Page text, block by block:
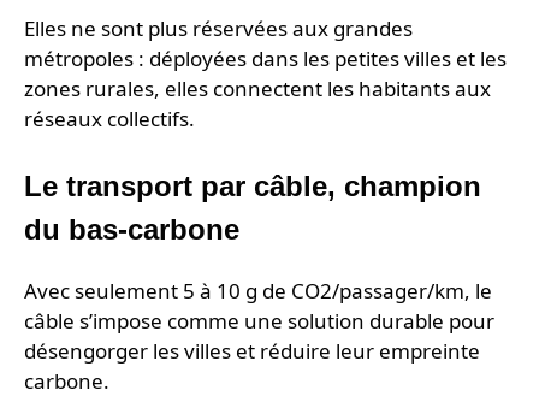
Elles ne sont plus réservées aux grandes
métropoles : déployées dans les petites villes et les
zones rurales, elles connectent les habitants aux
réseaux collectifs.
Le transport par câble, champion
du bas-carbone
Avec seulement 5 à 10 g de CO2/passager/km, le
câble s’impose comme une solution durable pour
désengorger les villes et réduire leur empreinte
carbone.